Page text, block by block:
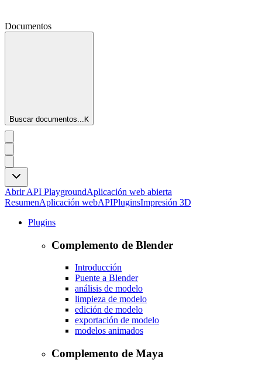
Documentos
Buscar documentos...K
Abrir API PlaygroundAplicación web abierta
ResumenAplicación webAPIPluginsImpresión 3D
Plugins
Complemento de Blender
Introducción
Puente a Blender
análisis de modelo
limpieza de modelo
edición de modelo
exportación de modelo
modelos animados
Complemento de Maya